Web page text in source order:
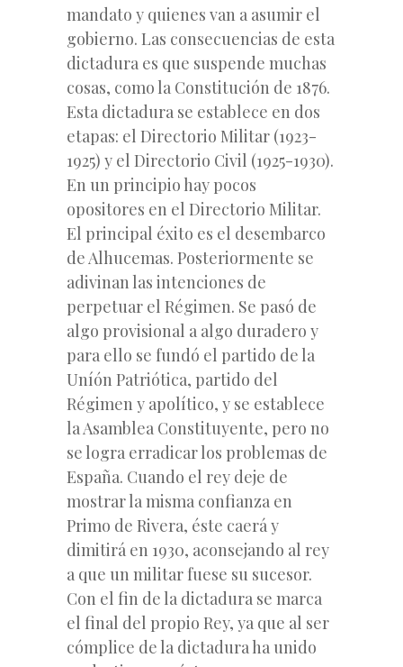
mandato y quienes van a asumir el
gobierno. Las consecuencias de esta
dictadura es que suspende muchas
cosas, como la Constitución de 1876.
Esta dictadura se establece en dos
etapas: el Directorio Militar (1923-
1925) y el Directorio Civil (1925-1930).
En un principio hay pocos
opositores en el Directorio Militar.
El principal éxito es el desembarco
de Alhucemas. Posteriormente se
adivinan las intenciones de
perpetuar el Régimen. Se pasó de
algo provisional a algo duradero y
para ello se fundó el partido de la
Uníón Patriótica, partido del
Régimen y apolítico, y se establece
la Asamblea Constituyente, pero no
se logra erradicar los problemas de
España. Cuando el rey deje de
mostrar la misma confianza en
Primo de Rivera, éste caerá y
dimitirá en 1930, aconsejando al rey
a que un militar fuese su sucesor.
Con el fin de la dictadura se marca
el final del propio Rey, ya que al ser
cómplice de la dictadura ha unido